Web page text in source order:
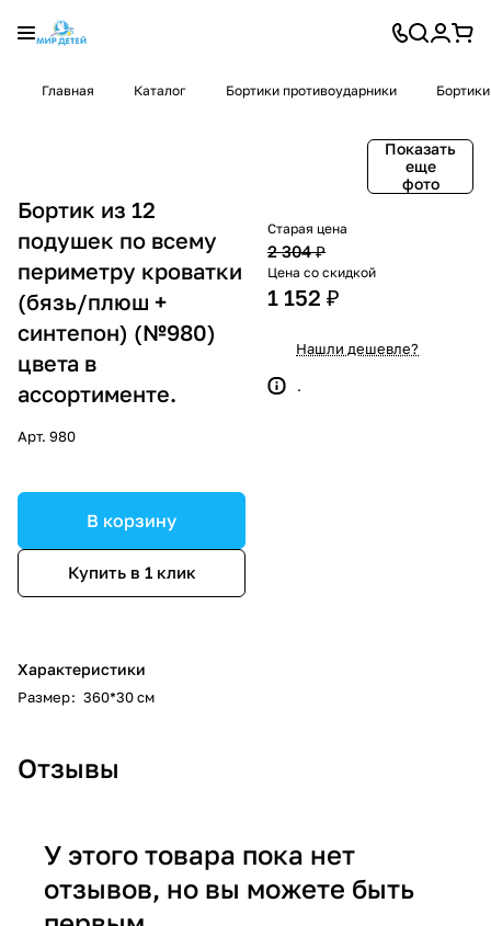
Главная Каталог Бортики противоударники
Показать
еще
фото
Бортик из 12
подушек по всему
периметру кроватки
(бязь/плюш +
синтепон) (№980)
цвета в
ассортименте.
Арт. 980
В корзину
Купить в 1 клик
Характеристики
Размер: 360*30 см
Старая цена
2 304 ₽
Цена со скидкой
1 152 ₽
Нашли дешевле?
.
Отзывы
У этого товара пока нет
отзывов, но вы можете быть